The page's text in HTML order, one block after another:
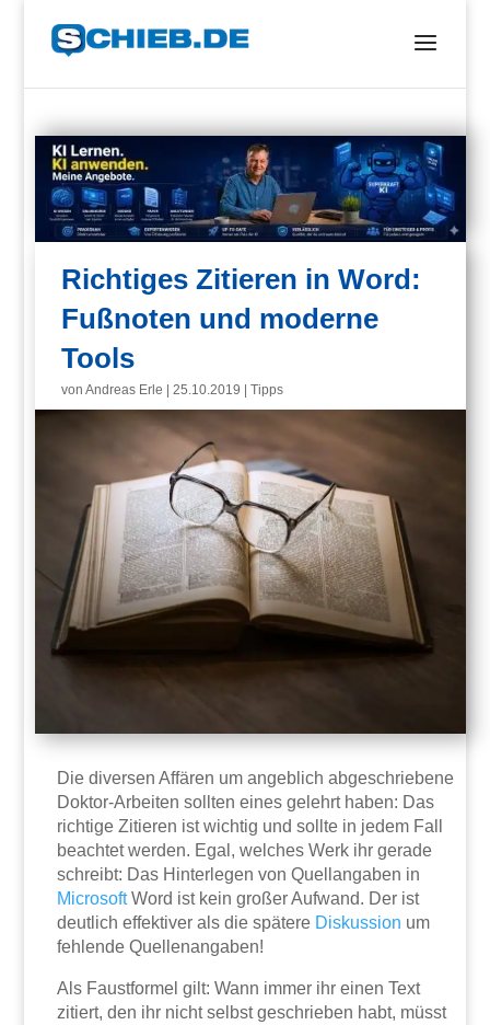
Richtiges Zitieren in Word:
Fußnoten und moderne
Tools
vonAndreas Erle |25.10.2019 |Tipps
Die diversen Affären um angeblich abgeschriebene
Doktor-Arbeiten sollten eines gelehrt haben: Das
richtige Zitieren ist wichtig und sollte in jedem Fall
beachtet werden. Egal, welches Werk ihr gerade
schreibt: Das Hinterlegen von Quellangaben in
MicrosoftWord ist kein großer Aufwand. Der ist
deutlich effektiver als die spätere Diskussion um
fehlende Quellenangaben!
Als Faustformel gilt: Wann immer ihr einen Text
zitiert, den ihr nicht selbst geschrieben habt, müsst